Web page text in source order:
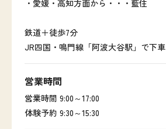
・愛媛・高知方面から・・・藍住
鉄道＋徒歩7分
JR四国・鳴門線「阿波大谷駅」で下車
営業時間
営業時間 9:00～17:00
体験予約 9:30～15:30